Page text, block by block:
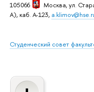
105066
Москва, ул.
А), каб. А-123,
Студенческий совет